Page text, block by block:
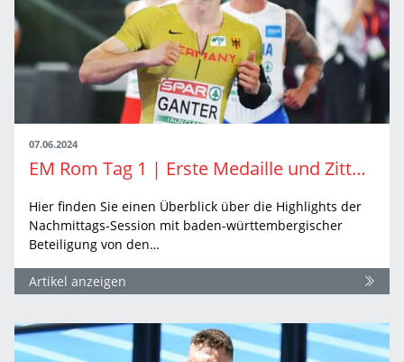
07.06.2024
EM Rom Tag 1 | Erste Medaille und Zitterpartien
Hier finden Sie einen Überblick über die Highlights der
Nachmittags-Session mit baden-württembergischer
Beteiligung von den…
Artikel anzeigen